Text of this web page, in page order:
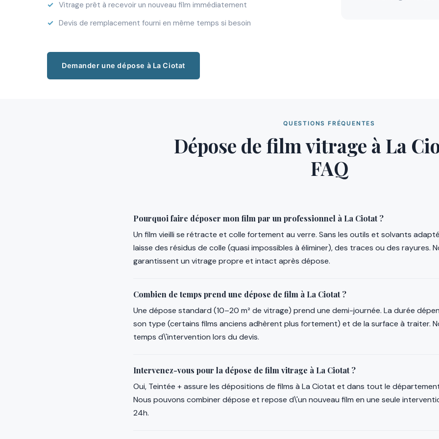
Vitrage prêt à recevoir un nouveau film immédiatement
Devis de remplacement fourni en même temps si besoin
Demander une dépose à La Ciotat
QUESTIONS FRÉQUENTES
Dépose de film vitrage à La
FAQ
Pourquoi faire déposer mon film par un professionnel à La Ciotat ?
Un film vieilli se rétracte et colle fortement au verre. Sans les outils et solvants
laisse des résidus de colle (quasi impossibles à éliminer), des traces ou des rayures.
garantissent un vitrage propre et intact après dépose.
Combien de temps prend une dépose de film à La Ciotat ?
Une dépose standard (10–20 m² de vitrage) prend une demi-journée. La durée
son type (certains films anciens adhèrent plus fortement) et de la surface à traiter.
temps d\'intervention lors du devis.
Intervenez-vous pour la dépose de film vitrage à La Ciotat ?
Oui, Teintée + assure les dépositions de films à La Ciotat et dans tout le
Nous pouvons combiner dépose et repose d\'un nouveau film en une seule
24h.